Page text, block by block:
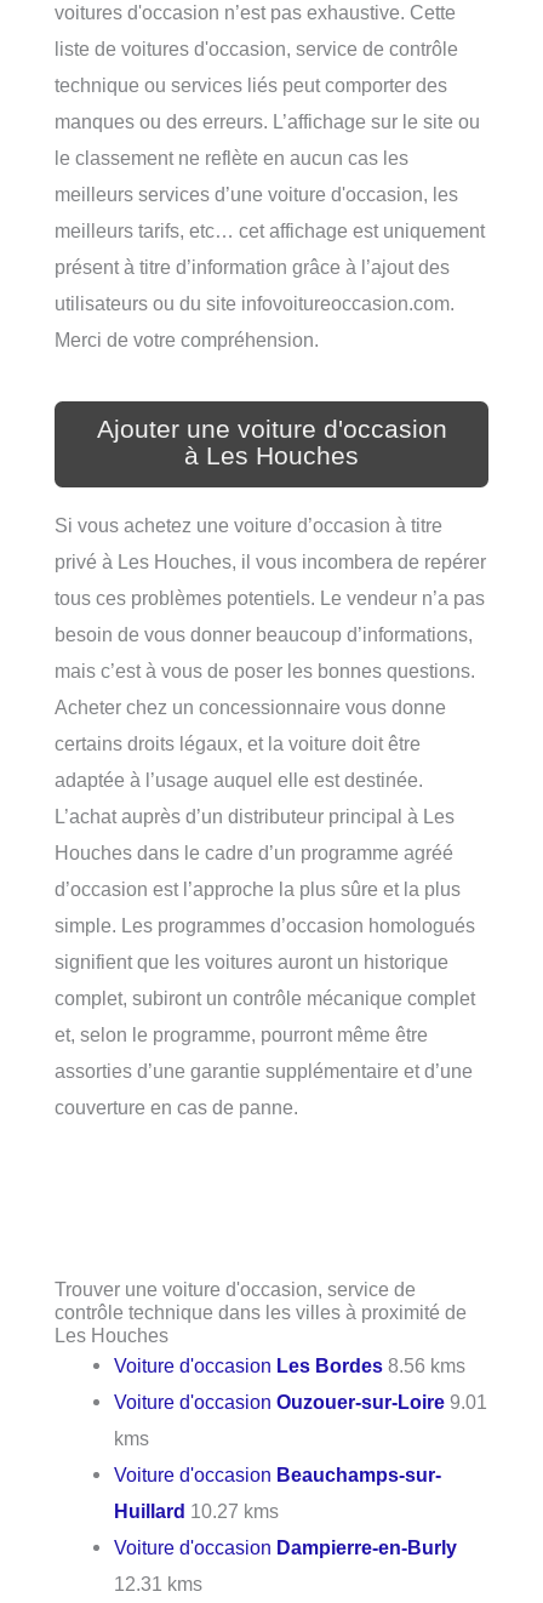
voitures d'occasion n’est pas exhaustive. Cette
liste de voitures d'occasion, service de contrôle
technique ou services liés peut comporter des
manques ou des erreurs. L’affichage sur le site ou
le classement ne reflète en aucun cas les
meilleurs services d’une voiture d'occasion, les
meilleurs tarifs, etc… cet affichage est uniquement
présent à titre d’information grâce à l’ajout des
utilisateurs ou du site infovoitureoccasion.com.
Merci de votre compréhension.
Ajouter une voiture d'occasion
à Les Houches
Si vous achetez une voiture d’occasion à titre
privé à Les Houches, il vous incombera de repérer
tous ces problèmes potentiels. Le vendeur n’a pas
besoin de vous donner beaucoup d’informations,
mais c’est à vous de poser les bonnes questions.
Acheter chez un concessionnaire vous donne
certains droits légaux, et la voiture doit être
adaptée à l’usage auquel elle est destinée.
L’achat auprès d’un distributeur principal à Les
Houches dans le cadre d’un programme agréé
d’occasion est l’approche la plus sûre et la plus
simple. Les programmes d’occasion homologués
signifient que les voitures auront un historique
complet, subiront un contrôle mécanique complet
et, selon le programme, pourront même être
assorties d’une garantie supplémentaire et d’une
couverture en cas de panne.
Trouver une voiture d'occasion, service de
contrôle technique dans les villes à proximité de
Les Houches
Voiture d'occasion Les Bordes 8.56 kms
Voiture d'occasionOuzouer-sur-Loire 9.01
kms
Voiture d'occasion Beauchamps-sur-
Huillard 10.27 kms
Voiture d'occasion Dampierre-en-Burly
12.31 kms